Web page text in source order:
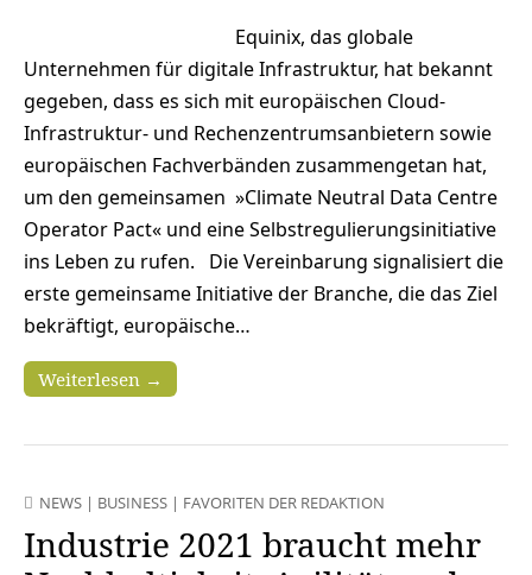
Equinix, das globale
Unternehmen für digitale Infrastruktur, hat bekannt
gegeben, dass es sich mit europäischen Cloud-
Infrastruktur- und Rechenzentrumsanbietern sowie
europäischen Fachverbänden zusammengetan hat,
um den gemeinsamen »Climate Neutral Data Centre
Operator Pact« und eine Selbstregulierungsinitiative
ins Leben zu rufen. Die Vereinbarung signalisiert die
erste gemeinsame Initiative der Branche, die das Ziel
bekräftigt, europäische…
Weiterlesen →
NEWS | BUSINESS | FAVORITEN DER REDAKTION
Industrie 2021 braucht mehr